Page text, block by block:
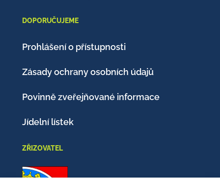
DOPORUČUJEME
Prohlášení o přístupnosti
Zásady ochrany osobních údajů
Povinně zveřejňované informace
Jídelní lístek
ZŘIZOVATEL